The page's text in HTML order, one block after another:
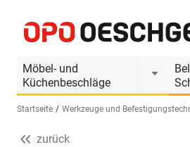
Möbel- und
Küchenbeschläge
Sprache wählen (DE)
Startseite Werkzeuge und
Produktinformationen
zurück